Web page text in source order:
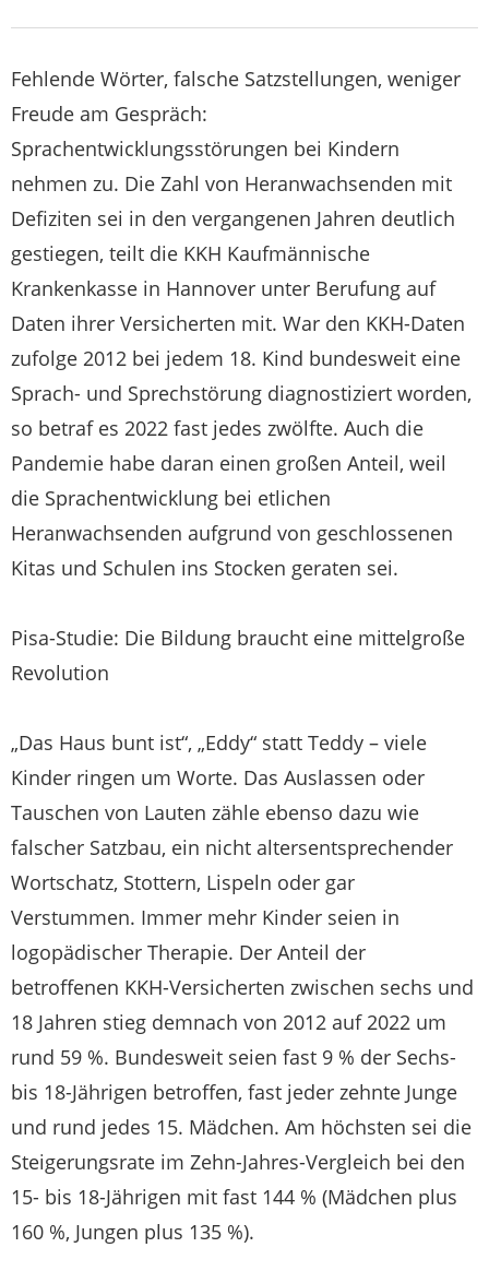
Fehlende Wörter, falsche Satzstellungen, weniger
Freude am Gespräch:
Sprachentwicklungsstörungen bei Kindern
nehmen zu. Die Zahl von Heranwachsenden mit
Defiziten sei in den vergangenen Jahren deutlich
gestiegen, teilt die KKH Kaufmännische
Krankenkasse in Hannover unter Berufung auf
Daten ihrer Versicherten mit. War den KKH-Daten
zufolge 2012 bei jedem 18. Kind bundesweit eine
Sprach- und Sprechstörung diagnostiziert worden,
so betraf es 2022 fast jedes zwölfte. Auch die
Pandemie habe daran einen großen Anteil, weil
die Sprachentwicklung bei etlichen
Heranwachsenden aufgrund von geschlossenen
Kitas und Schulen ins Stocken geraten sei.
Pisa-Studie: Die Bildung braucht eine mittelgroße
Revolution
„Das Haus bunt ist“, „Eddy“ statt Teddy – viele
Kinder ringen um Worte. Das Auslassen oder
Tauschen von Lauten zähle ebenso dazu wie
falscher Satzbau, ein nicht altersentsprechender
Wortschatz, Stottern, Lispeln oder gar
Verstummen. Immer mehr Kinder seien in
logopädischer Therapie. Der Anteil der
betroffenen KKH-Versicherten zwischen sechs und
18 Jahren stieg demnach von 2012 auf 2022 um
rund 59 %. Bundesweit seien fast 9 % der Sechs-
bis 18-Jährigen betroffen, fast jeder zehnte Junge
und rund jedes 15. Mädchen. Am höchsten sei die
Steigerungsrate im Zehn-Jahres-Vergleich bei den
15- bis 18-Jährigen mit fast 144 % (Mädchen plus
160 %, Jungen plus 135 %).